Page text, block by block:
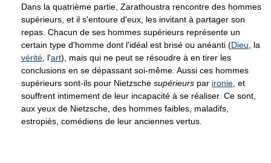
Dans la quatrième partie, Zarathoustra rencontre des hommes
supérieurs, et il s'entoure d'eux, les invitant à partager son
repas. Chacun de ses hommes supérieurs représente un
certain type d'homme dont l'idéal est brisé ou anéanti (Dieu, la
vérité, l'art), mais qui ne peut se résoudre à en tirer les
conclusions en se dépassant soi-même. Aussi ces hommes
supérieurs sont-ils pour Nietzsche supérieurs par ironie, et
souffrent intimement de leur incapacité à se réaliser. Ce sont,
aux yeux de Nietzsche, des hommes faibles, maladifs,
estropiés, comédiens de leur anciennes vertus.